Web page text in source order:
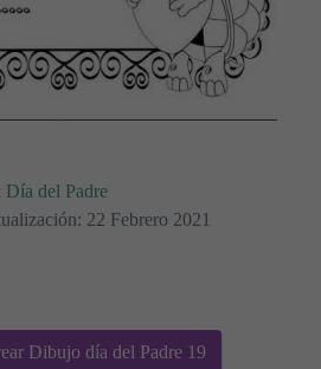
Día del Padre
22 Febrero 2021
Dibujo día del Padre 19